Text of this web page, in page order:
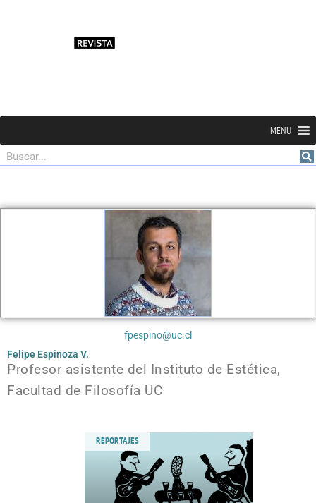
MENU
Buscar
fpespino@uc.cl
Felipe Espinoza V.
Profesor asistente del Instituto de Estética,
Facultad de Filosofía UC
REPORTAJES